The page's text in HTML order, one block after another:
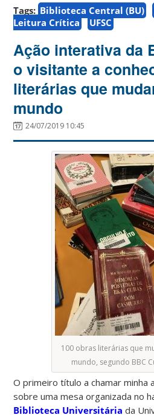
Tags: Biblioteca Central (BU)
Leitura Crítica
UFSC
Ação interativa da
o visitante a
literárias que
mundo
24/07/2019 10:45
100 obras literárias que
mundo, segundo BBC
O primeiro título a chamar minha
sobre uma mesa organizada no
Biblioteca Universitáriada